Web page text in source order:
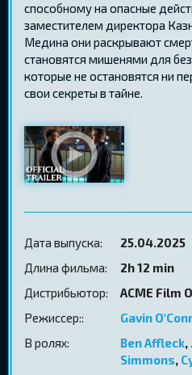
способному на опасные
заместителем директора
Медина они раскрывают
становятся мишенями для
которые не остановятся ни
свои секреты в тайне.
Дата выпуска:
25.04.2025
Длина фильма:
2h 12 min
Дистрибьютор:
ACME Film
Режиссер::
Gavin
В ролях:
Ben Affleck,
Simmons,